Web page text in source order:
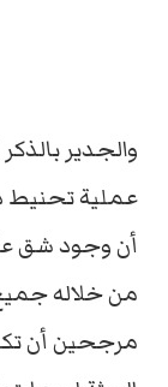
والجدير
عملية تحنيط
أن وجود شق
من خلاله
مرجحين أن